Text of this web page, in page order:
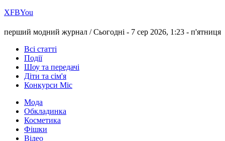
ХFBYou
перший модний журнал /Сьогодні - 7 сер 2026, 1:23 - п'ятниця
Всі статті
Події
Шоу та передачі
Діти та сім'я
Конкурси Міс
Мода
Обкладинка
Косметика
Фішки
Відео